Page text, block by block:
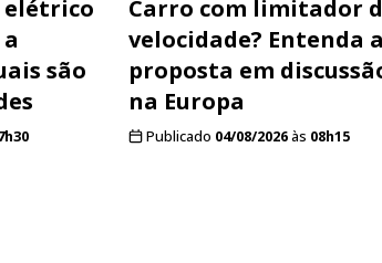
elétrico
são
Carro com limitador
velocidade? Entenda a
proposta em
na Europa
Publicado 04/08/2026às 08h15